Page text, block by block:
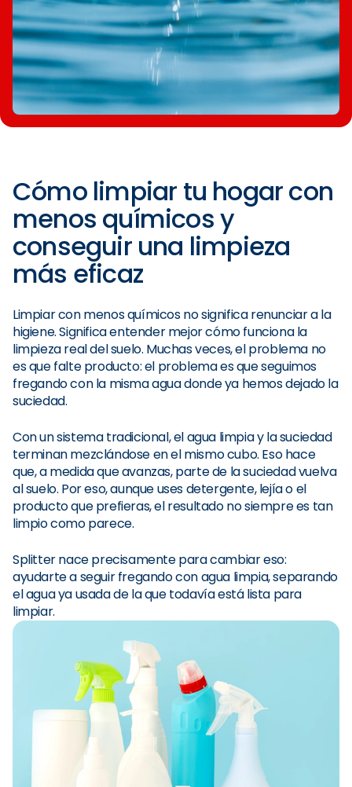
Cómo limpiar tu hogar con
menos químicos y
conseguir una limpieza
más eficaz
Limpiar con menos químicos no significa renunciar a la
higiene. Significa entender mejor cómo funciona la
limpieza real del suelo. Muchas veces, el problema no
es que falte producto: el problema es que seguimos
fregando con la misma agua donde ya hemos dejado la
suciedad.
Con un sistema tradicional, el agua limpia y la suciedad
terminan mezclándose en el mismo cubo. Eso hace
que, a medida que avanzas, parte de la suciedad vuelva
al suelo. Por eso, aunque uses detergente, lejía o el
producto que prefieras, el resultado no siempre es tan
limpio como parece.
Splitter nace precisamente para cambiar eso:
ayudarte a seguir fregando con agua limpia, separando
el agua ya usada de la que todavía está lista para
limpiar.